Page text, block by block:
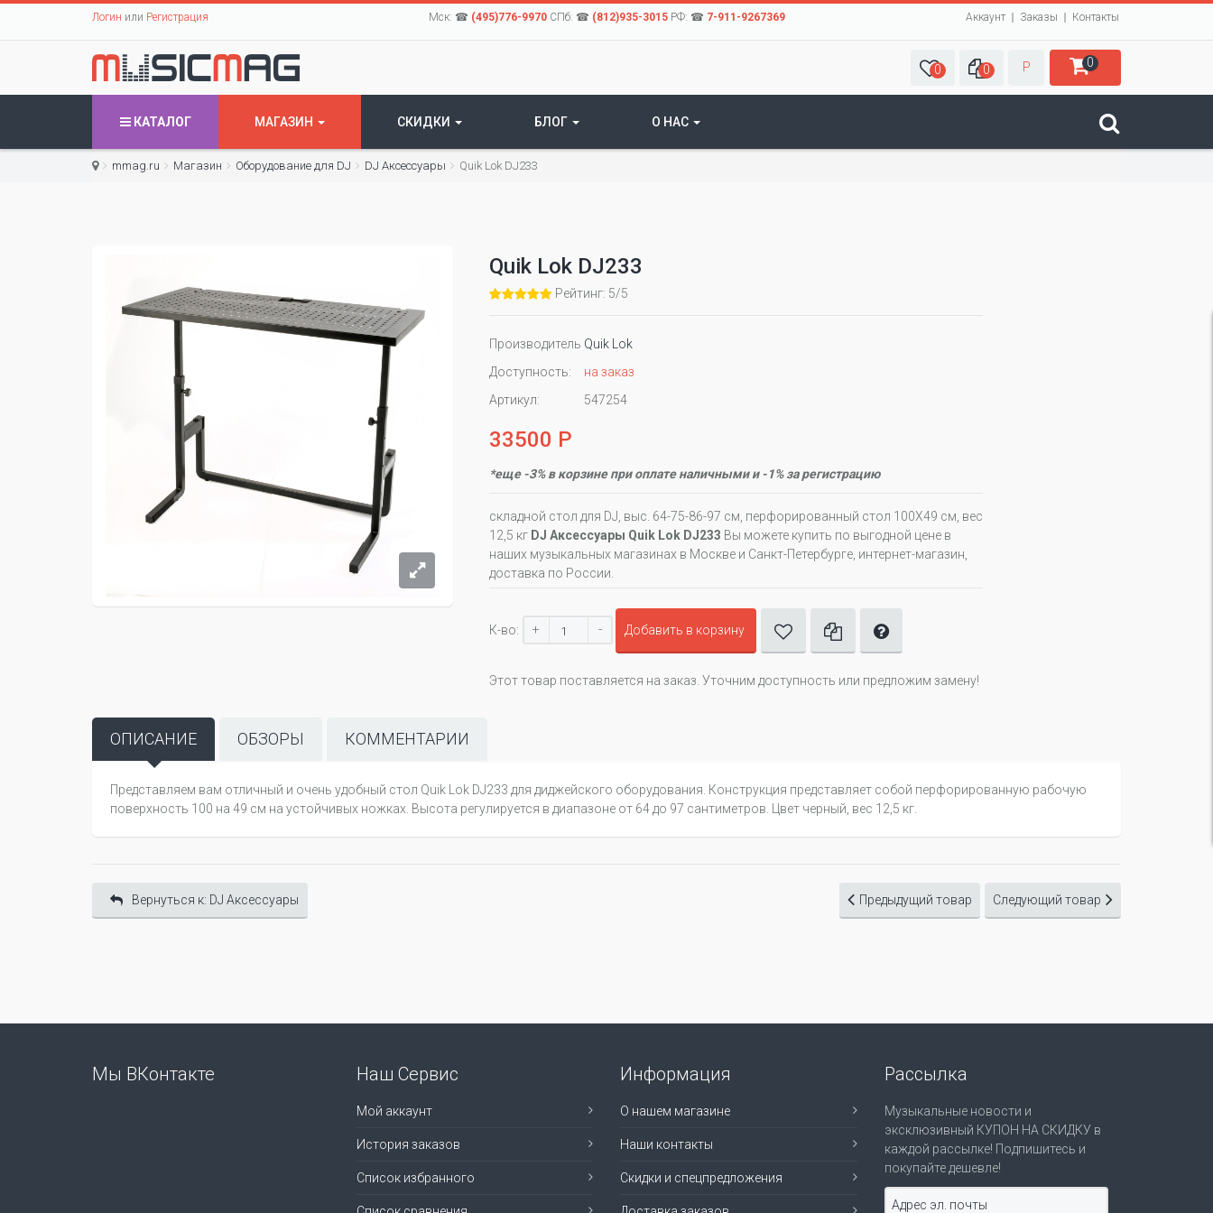
Логин или Регистрация Мск: ☎ (495)776-9970СПб: ☎ (812)935-3015РФ: ☎ 7-911-9267369 Аккаунт Заказы Контакты
0 0 Р 0
КАТАЛОГ МАГАЗИН СКИДКИ БЛОГ О НАС
mmag.ru Магазин Оборудование для DJ DJ Аксессуары Quik Lok DJ233
Quik Lok DJ233
Рейтинг: 5/5
Производитель Quik Lok
Доступность:
на заказ
Артикул:
547254
33500 Р
*еще -3% в корзине при оплате наличными и -1% за регистрацию
складной стол для DJ, выс. 64-75-86-97 см, перфорированный стол 100Х49 см, вес
12,5 кг DJ Аксессуары Quik Lok DJ233 Вы можете купить по выгодной цене в
наших музыкальных магазинах в Москве и Санкт-Петербурге, интернет-магазин,
доставка по России.
К-во: + - Добавить в корзину
Этот товар поставляется на заказ. Уточним доступность или предложим замену!
ОПИСАНИЕ ОБЗОРЫ КОММЕНТАРИИ
Представляем вам отличный и очень удобный стол Quik Lok DJ233 для диджейского оборудования. Конструкция представляет собой перфорированную рабочую
поверхность 100 на 49 см на устойчивых ножках. Высота регулируется в диапазоне от 64 до 97 сантиметров. Цвет черный, вес 12,5 кг.
Вернуться к: DJ Аксессуары Предыдущий товар Следующий товар
Мы ВКонтакте Наш Сервис
Мой аккаунт
История заказов
Список избранного
Информация
О нашем магазине
Наши контакты
Скидки и спецпредложения
Рассылка
Музыкальные новости и
эксклюзивный КУПОН НА СКИДКУ в
каждой рассылке! Подпишитесь и
покупайте дешевле!